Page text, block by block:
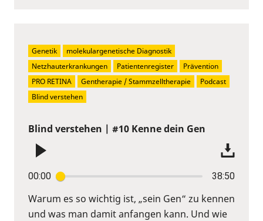
Blind verstehen | #10 Kenne dein Gen
00:00 38:50
Warum es so wichtig ist, „sein Gen“ zu kennen
und was man damit anfangen kann. Und wie
Genetik
molekulargenetische Diagnostik
Netzhauterkrankungen
Patientenregister
Prävention
PRO RETINA
Gentherapie / Stammzelltherapie
Podcast
Blind verstehen